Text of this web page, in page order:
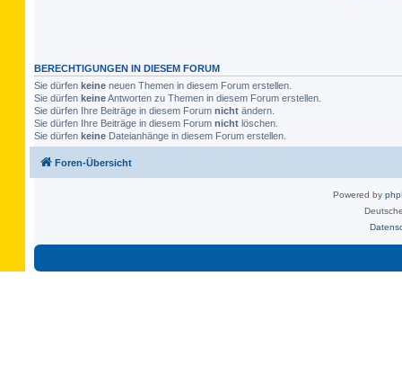
BERECHTIGUNGEN IN DIESEM FORUM
Sie dürfen keine neuen Themen in diesem Forum erstellen.
Sie dürfen keineAntworten zu Themen in diesem Forum erstellen.
Sie dürfen Ihre Beiträge in diesem Forum nicht ändern.
Sie dürfen Ihre Beiträge in diesem Forum nicht löschen.
Sie dürfen keine Dateianhänge in diesem Forum erstellen.
Foren-Übersicht
Powered by